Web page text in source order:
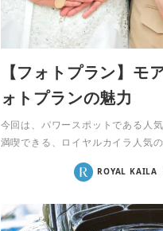
【フォトプラン】モ
ォトプランの魅力
今回は、パワースポットである人
満喫できる、ロイヤルカイラ人気
ROYAL KAILA